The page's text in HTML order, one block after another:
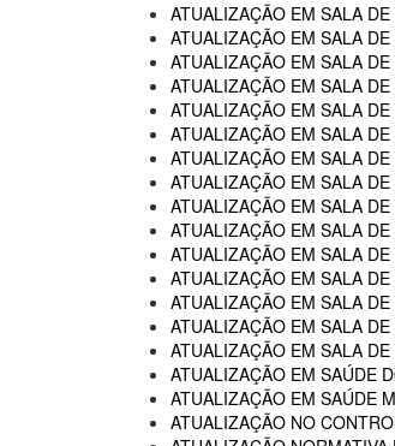
ATUALIZAÇÃO EM SALA
ATUALIZAÇÃO EM SALA
ATUALIZAÇÃO EM SALA
ATUALIZAÇÃO EM SALA
ATUALIZAÇÃO EM SALA
ATUALIZAÇÃO EM SALA
ATUALIZAÇÃO EM SALA
ATUALIZAÇÃO EM SALA
ATUALIZAÇÃO EM SALA
ATUALIZAÇÃO EM SALA
ATUALIZAÇÃO EM SALA
ATUALIZAÇÃO EM SALA
ATUALIZAÇÃO EM SALA
ATUALIZAÇÃO EM SALA
ATUALIZAÇÃO EM SALA
ATUALIZAÇÃO EM SAÚDE
ATUALIZAÇÃO EM SAÚDE
ATUALIZAÇÃO NO